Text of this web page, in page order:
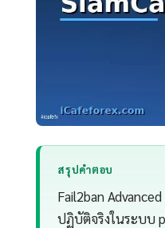
สรุปคำตอบ
Fail2ban
ปฏิบัติจริงในระบบ